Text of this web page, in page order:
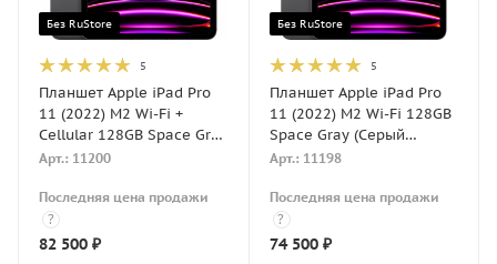
Без RuStore
5
Планшет Apple iPad Pro
11 (2022) M2 Wi-Fi +
Cellular 128GB Space Gray
(Серый космос)
Арт.: 11200
Последняя цена продажи
?
82 500 ₽
Без RuStore
5
Планшет Apple iPad Pro
11 (2022) M2 Wi-Fi 128GB
Space Gray (Серый
космос)
Арт.: 11198
Последняя цена продажи
?
74 500₽